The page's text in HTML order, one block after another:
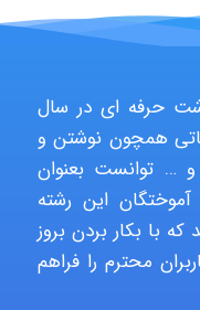
HaddadiMahsa
Niloofar
USER124
حرفه ای در سال
خدماتی همچون نوشتن و
… توانست بعنوان
این رشته
با بکار بردن بروز
محترم را فراهم